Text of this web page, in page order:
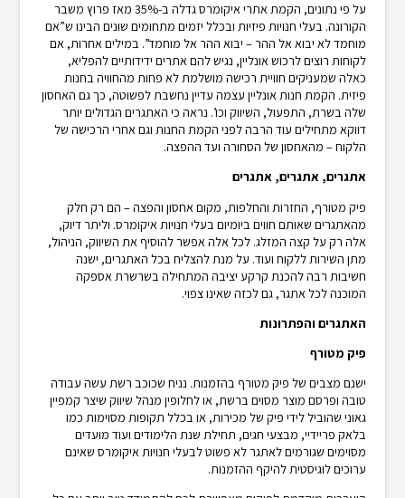
על פי נתונים, הקמת אתרי איקומרס גדלה ב-35% מאז פרוץ משבר
הקורונה. בעלי חנויות פיזיות ובכלל יזמים מתחומים שונים הבינו ש”אם
מוחמד לא יבוא אל ההר – יבוא ההר אל מוחמד”. במילים אחרות, אם
לקוחות רוצים לרכוש אונליין, נגיש להם אתרים ידידותיים להפליא,
כאלה שמעניקים חוויית רכישה מושלמת לא פחות מהחוויה בחנות
פיזית. הקמת חנות אונליין עצמה עדיין נחשבת לפשוטה, כך גם האחסון
שלה בשרת, התפעול, השיווק וכו’. נראה כי האתגרים הגדולים יותר
דווקא מתחילים עוד הרבה לפני הקמת החנות וגם אחרי הרכישה של
הלקוח – מהאחסון של הסחורה ועד ההפצה.
אתגרים, אתגרים, אתגרים
פיק מטורף, החזרות והחלפות, מקום אחסון והפצה – הם רק חלק
מהאתגרים שאותם חווים ביומיום בעלי חנויות איקומרס. וליתר דיוק,
אלה רק על קצה המזלג. לכל אלה אפשר להוסיף את השיווק, הניהול,
מתן השירות ללקוח ועוד. על מנת להצליח בכל האתגרים, ישנה
חשיבות רבה להכנת קרקע יציבה המתחילה בשרשרת אספקה
המוכנה לכל אתגר, גם לכזה שאינו צפוי.
האתגרים והפתרונות
פיק מטורף
ישנם מצבים של פיק מטורף בהזמנות. נניח שכוכב רשת עשה עבודה
טובה ופרסם מוצר מסוים ברשת, או לחלופין מנהל שיווק שיצר קמפיין
גאוני שהוביל לידי פיק של מכירות, או בכלל תקופות מסוימות כמו
בלאק פריידיי, מבצעי חגים, תחילת שנת הלימודים ועוד מועדים
מסוימים שגורמים לאתגר לא פשוט לבעלי חנויות איקומרס שאינם
ערוכים לוגיסטית להיקף ההזמנות.